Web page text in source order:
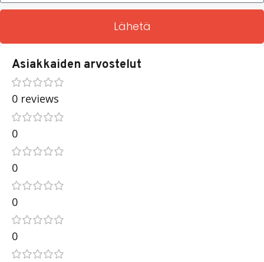
Lähetä
Asiakkaiden arvostelut
0 reviews
0
0
0
0